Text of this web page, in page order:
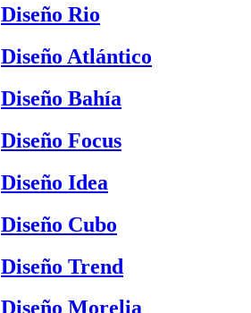
Diseño Rio
Diseño Atlántico
Diseño Bahía
Diseño Focus
Diseño Idea
Diseño Cubo
Diseño Trend
Diseño Morelia